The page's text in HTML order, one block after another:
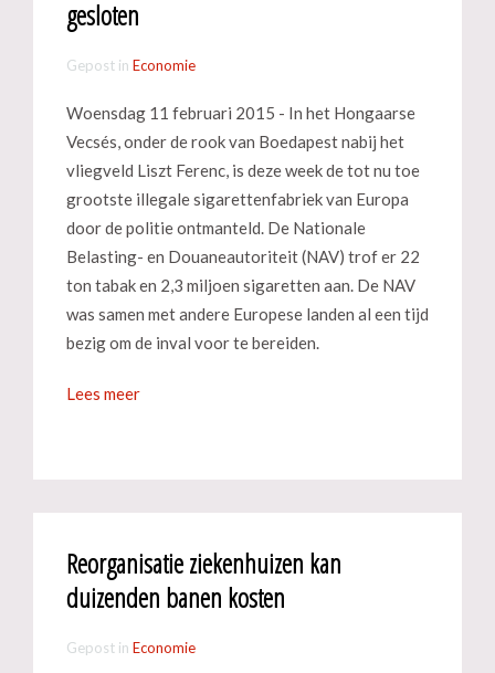
gesloten
Gepost in Economie
Woensdag 11 februari 2015 - In het Hongaarse
Vecsés, onder de rook van Boedapest nabij het
vliegveld Liszt Ferenc, is deze week de tot nu toe
grootste illegale sigarettenfabriek van Europa
door de politie ontmanteld. De Nationale
Belasting- en Douaneautoriteit (NAV) trof er 22
ton tabak en 2,3 miljoen sigaretten aan. De NAV
was samen met andere Europese landen al een tijd
bezig om de inval voor te bereiden.
Lees meer
Reorganisatie ziekenhuizen kan
duizenden banen kosten
Gepost in Economie